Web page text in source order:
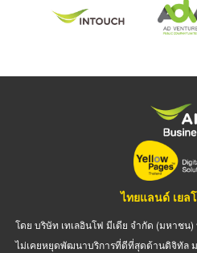
ไทยแลนด์ เยล
โดย บริษัท เทเลอินโฟ มีเดีย จำกัด (มหาชน)
ไม่เคยหยุดพัฒนาบริการที่ดีที่สุดด้านดิจิทัล